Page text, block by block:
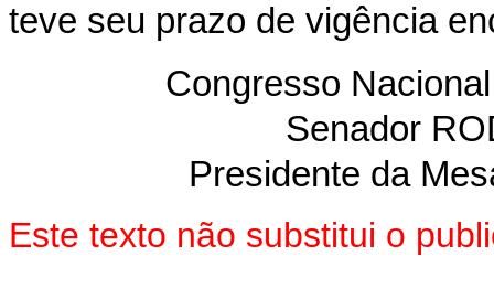
teve seu prazo de vigência
Congresso
Senador
Presidente da
Este texto não substitui o